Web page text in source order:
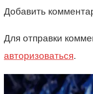
Добавить
Для отправки
авторизоваться.